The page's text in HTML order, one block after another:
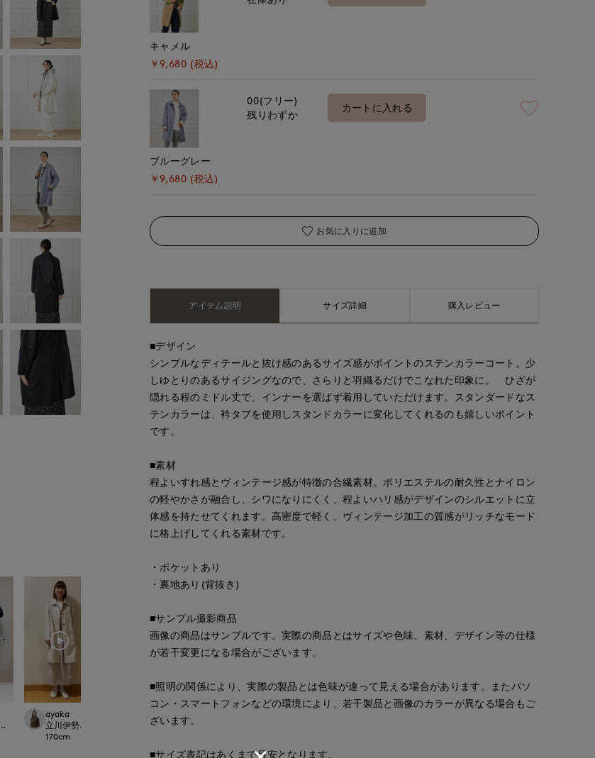
ザ東急I.T.'S.international
ayaka
立川伊勢丹I.T.'S.international
170cm
新潟伊勢丹7-IDconcept.
キャメル
￥9,680 (税込)
ブルーグレー
￥9,680 (税込)
00(フリー)
残りわずか
カートに入れる
お気に入りに追加
アイテム説明 サイズ詳細 購入レビュー
■デザイン
シンプルなディテールと抜け感のあるサイズ感がポイントのステンカラーコート。少
しゆとりのあるサイジングなので、さらりと羽織るだけでこなれた印象に。 ひざが
隠れる程のミドル丈で、インナーを選ばず着用していただけます。スタンダードなス
テンカラーは、衿タブを使用しスタンドカラーに変化してくれるのも嬉しいポイント
です。
■素材
程よいすれ感とヴィンテージ感が特徴の合繊素材。ポリエステルの耐久性とナイロン
の軽やかさが融合し、シワになりにくく、程よいハリ感がデザインのシルエットに立
体感を持たせてくれます。高密度で軽く、ヴィンテージ加工の質感がリッチなモード
に格上げしてくれる素材です。
・ポケットあり
・裏地あり(背抜き)
■サンプル撮影商品
画像の商品はサンプルです。実際の商品とはサイズや色味、素材、デザイン等の仕様
が若干変更になる場合がございます。
■照明の関係により、実際の製品とは色味が違って見える場合があります。またパソ
コン・スマートフォンなどの環境により、若干製品と画像のカラーが異なる場合もご
ざいます。
■サイズ表記はあくまで目安となります。